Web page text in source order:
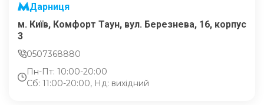
Дарниця
м. Київ, Комфорт Таун, вул. Березнева, 16, корпус
3
0507368880
Пн-Пт: 10:00-20:00
Сб: 11:00-20:00, Нд: вихідний